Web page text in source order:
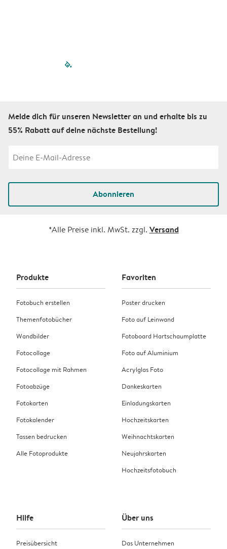
filled-pagination
Melde dich für unseren Newsletter an und erhalte bis zu
55% Rabatt auf deine nächste Bestellung!
Abonnieren
*Alle Preise inkl. MwSt. zzgl. Versand
Produkte
Fotobuch erstellen
Themenfotobücher
Wandbilder
Fotocollage
Fotocollage mit Rahmen
Fotoabzüge
Fotokarten
Fotokalender
Tassen bedrucken
Alle Fotoprodukte
Favoriten
Poster drucken
Foto auf Leinwand
Fotoboard Hartschaumplatte
Foto auf Aluminium
Acrylglas Foto
Dankeskarten
Einladungskarten
Hochzeitskarten
Weihnachtskarten
Neujahrskarten
Hochzeitsfotobuch
Hilfe
Preisübersicht
Über uns
Das Unternehmen